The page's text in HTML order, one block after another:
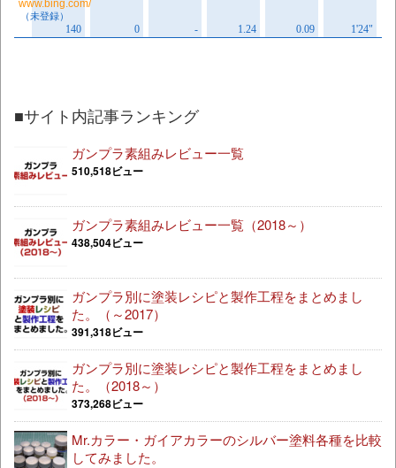
■サイト内記事ランキング
ガンプラ素組みレビュー一覧
510,518ビュー
ガンプラ素組みレビュー一覧（2018～）
438,504ビュー
ガンプラ別に塗装レシピと製作工程をまとめまし
た。（～2017）
391,318ビュー
ガンプラ別に塗装レシピと製作工程をまとめまし
た。（2018～）
373,268ビュー
Mr.カラー・ガイアカラーのシルバー塗料各種を比較
してみました。